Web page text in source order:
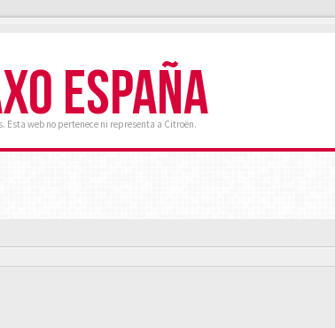
ESPAÑA
Esta web no pertenece ni representa a Citroën.